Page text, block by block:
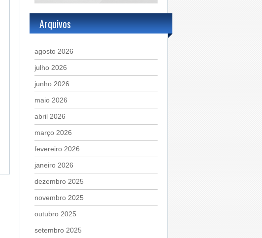
Arquivos
agosto 2026
julho 2026
junho 2026
maio 2026
abril 2026
março 2026
fevereiro 2026
janeiro 2026
dezembro 2025
novembro 2025
outubro 2025
setembro 2025